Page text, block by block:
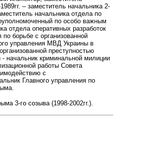
– заместитель начальника 2-
начальника отдела по
по особо важным
отдела оперативных разработок
борьбе с организованной
управления МВД Украины в
преступностью
начальник криминальной милиции
работы Совета
с
Главного управления по
3-го созыва (1998-2002гг.).